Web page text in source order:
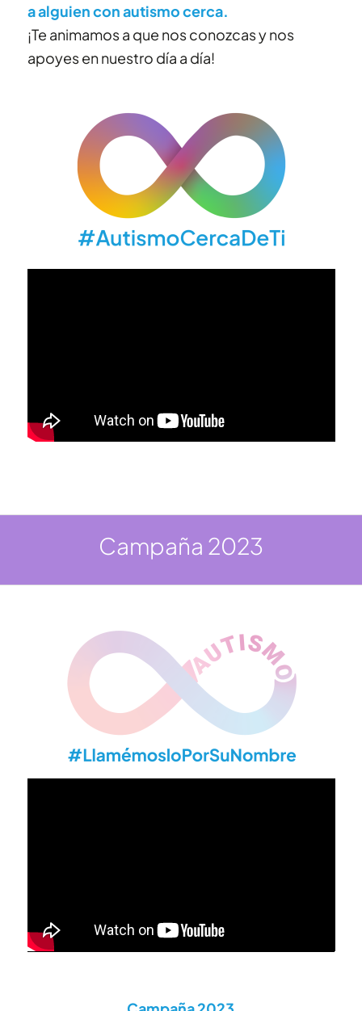
a alguien con autismo cerca.
¡Te animamos a que nos conozcas y nos
apoyes en nuestro día a día!
Campaña 2023